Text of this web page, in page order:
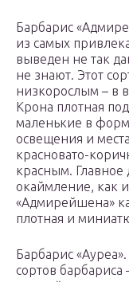
Барбарис
из самых
выведен не так
не знают. Этот
низкорослым – в
Крона плотная
маленькие в
освещения и
красновато-
красным. Главное
окаймление, как
«Адмирейшена»
плотная и
Барбарис
сортов